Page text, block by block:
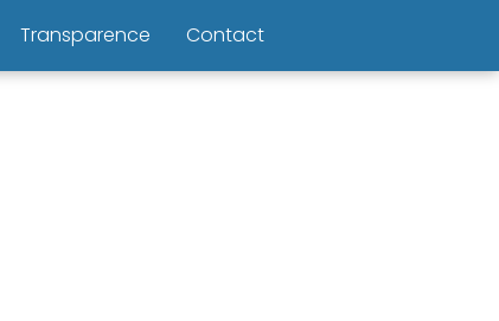
Transparence Contact